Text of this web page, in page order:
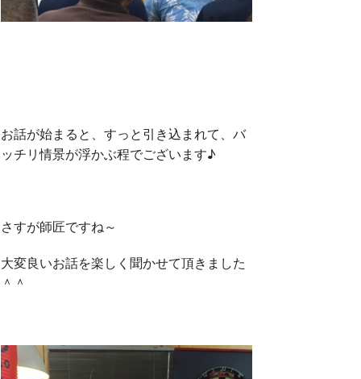
お話が始まると、すっと引き込まれて、バ
ッチリ情景が浮かぶ程でございます♪
さすが師匠ですね～
大変良いお話を楽しく聞かせて頂きました
＾＾